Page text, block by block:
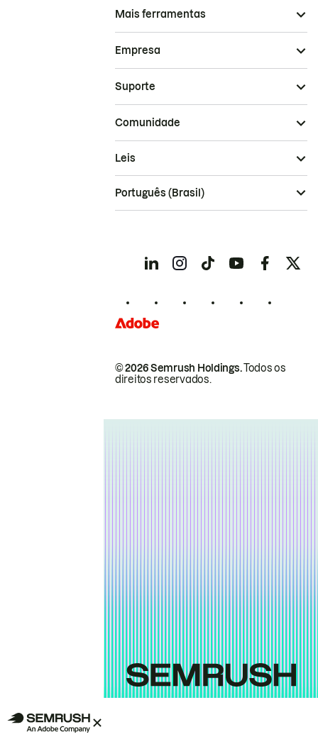
Mais ferramentas
Empresa
Suporte
Comunidade
© 2026 Semrush Holdings.Todos os
direitos reservados.
Leis
Português (Brasil)